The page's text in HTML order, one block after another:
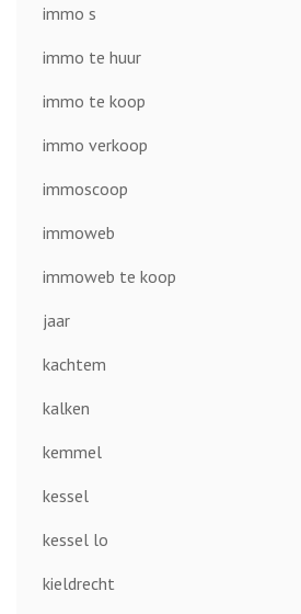
immo s
immo te huur
immo te koop
immo verkoop
immoscoop
immoweb
immoweb te koop
jaar
kachtem
kalken
kemmel
kessel
kessel lo
kieldrecht